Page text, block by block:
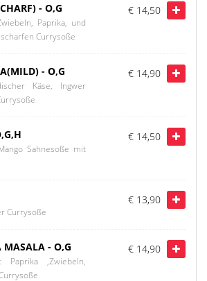
- O,G
Paprika, und
Currysoße
€ 14,50
- O,G
Käse, Ingwer
€ 14,90
Sahnesoße mit
€ 14,50
Currysoße
€ 13,90
MASALA - O,G
,Zwiebeln,
€ 14,90